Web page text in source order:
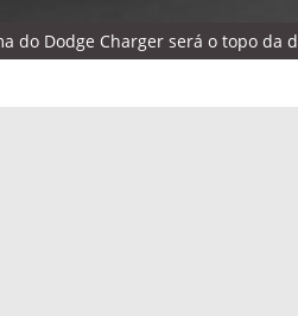
do Dodge Charger será o topo da